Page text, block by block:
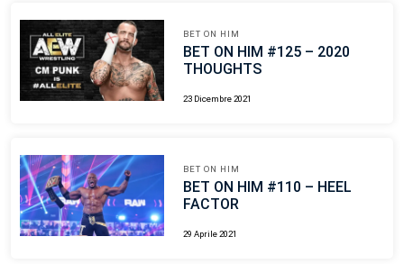
BET ON HIM
BET ON HIM #125 – 2020
THOUGHTS
23 Dicembre 2021
BET ON HIM
BET ON HIM #110 – HEEL
FACTOR
29 Aprile 2021